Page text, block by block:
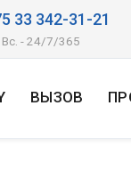
33 342-31-21
Вс. - 24/7/365
ВЫЗОВ